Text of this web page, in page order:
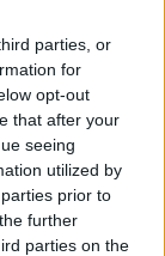
parties, or
for
opt-out
that after your
seeing
utilized by
prior to
further
parties on the